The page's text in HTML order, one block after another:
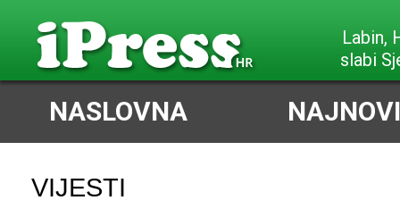
Labin,
slabi
NASLOVNA
VIJESTI